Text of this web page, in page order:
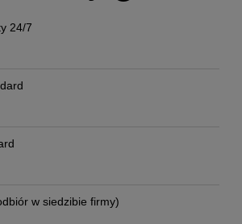
24/7
w siedzibie firmy)